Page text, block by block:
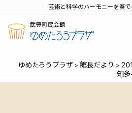
芸術と科学のハーモニーを奏で
ゆめたろうプラザ > 館長だより >
知